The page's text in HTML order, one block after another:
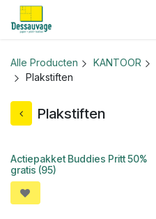
Overslaan naar inhoud
Alle Producten KANTOOR
Plakstiften
Plakstiften
Actiepakket Buddies Pritt 50%
gratis (95)